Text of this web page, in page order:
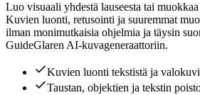
Luo visuaali yhdestä lauseesta tai
Kuvien luonti, retusointi ja suuremmat
ilman monimutkaisia ohjelmia ja täysin
GuideGlaren AI-kuvageneraattoriin.
Kuvien luonti tekstistä ja
Taustan, objektien ja tekstin